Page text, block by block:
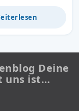
Deine
uns ist…